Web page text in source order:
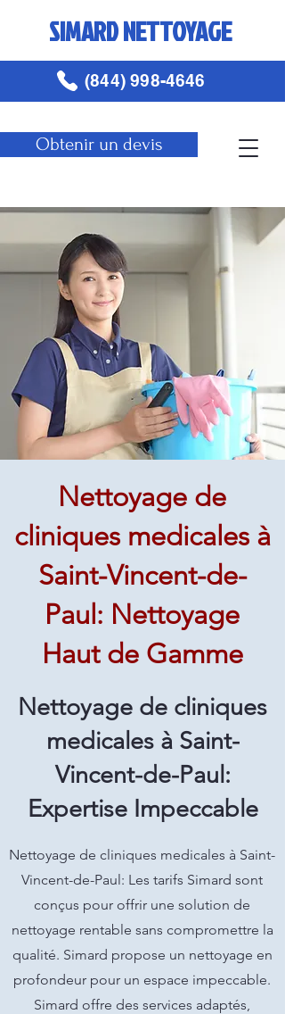
SIMARD NETTOYAGE
Obtenir un devis
(844) 998-4646
Nettoyage de
cliniques medicales à
Saint-Vincent-de-
Paul: Nettoyage
Haut de Gamme
Nettoyage de cliniques
medicales à Saint-
Vincent-de-Paul:
Expertise Impeccable
Nettoyage de cliniques medicales à Saint-
Vincent-de-Paul: Les tarifs Simard sont
conçus pour offrir une solution de
nettoyage rentable sans compromettre la
qualité. Simard propose un nettoyage en
profondeur pour un espace impeccable.
Simard offre des services adaptés,